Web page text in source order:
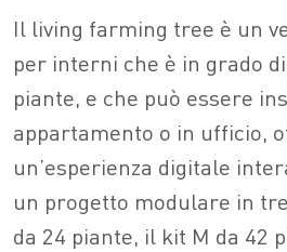
Il living farming tree è un
per interni che è in grado
piante, e che può essere
appartamento o in ufficio,
un’esperienza digitale
un progetto modulare in
da 24 piante, il kit M da 42